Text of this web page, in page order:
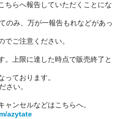
ちらへ報告していただくことにな
のみ、 万が一報告もれなどがあっ
でご注意ください。
。上限に達した時点で販売終了と
っております。
さい。
ャンセルなどはこちらへ。
azytate